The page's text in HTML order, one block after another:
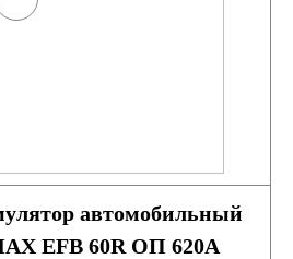
автомобильный
EFB 60R ОП 620A